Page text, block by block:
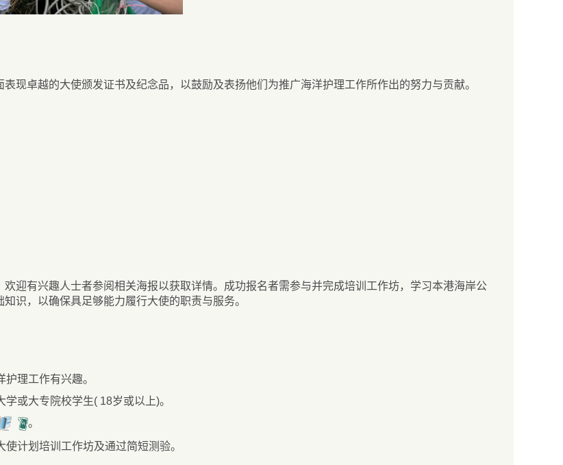
现卓越的大使颁发证书及纪念品，以鼓励及表扬他们为推广海洋护理工作所作出的努力与贡献。
欢迎有兴趣人士者参阅相关海报以获取详情。成功报名者需参与并完成培训工作坊，学习本港海岸公
识，以确保具足够能力履行大使的职责与服务。
理工作有兴趣。
学或大专院校学生( 18岁或以上)。
。
使计划培训工作坊及通过简短测验。